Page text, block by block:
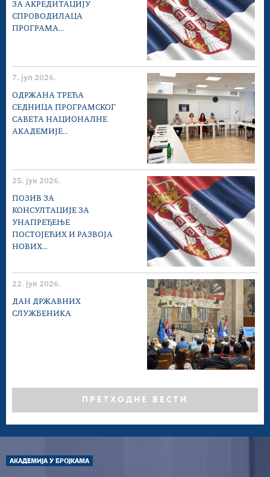
ЗА АКРЕДИТАЦИЈУ
СПРОВОДИЛАЦА
ПРОГРАМА...
7. јул 2026.
ОДРЖАНА ТРЕЋА
СЕДНИЦА ПРОГРАМСКОГ
САВЕТА НАЦИОНАЛНЕ
АКАДЕМИЈЕ...
25. јун 2026.
ПОЗИВ ЗА
КОНСУЛТАЦИЈЕ ЗА
УНАПРЕЂЕЊЕ
ПОСТОЈЕЋИХ И РАЗВОЈА
НОВИХ...
22. јун 2026.
ДАН ДРЖАВНИХ
СЛУЖБЕНИКА
ПРЕТХОДНЕ ВЕСТИ
АКАДЕМИЈА У БРОЈКАМА